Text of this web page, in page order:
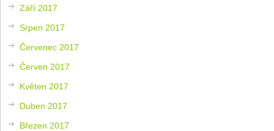
Září 2017
Srpen 2017
Červenec 2017
Červen 2017
Květen 2017
Duben 2017
Březen 2017